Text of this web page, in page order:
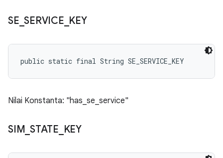
SE _SERVICE KEY
public static final String SE_SERVICE_KEY
Nilai Konstanta: "has_se_service"
SIM STATE KEY